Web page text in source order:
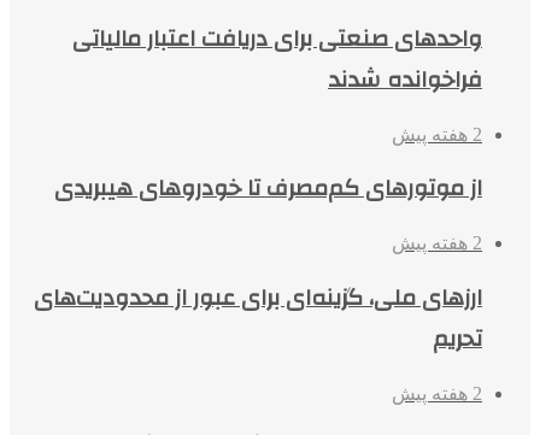
واحدهای صنعتی برای دریافت اعتبار مالیاتی
فراخوانده شدند
2 هفته پیش
از موتورهای کم‌مصرف تا خودروهای هیبریدی
2 هفته پیش
ارزهای ملی، گزینه‌ای برای عبور از محدودیت‌های
تحریم
2 هفته پیش